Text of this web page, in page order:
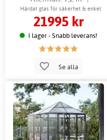
Innermått: 8,8 m²
Härdat glas för säkerhet & enkel
rengöring
21995 kr
I lager - Snabb leverans!
Se alla